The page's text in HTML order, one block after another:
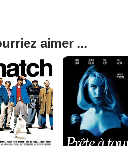
aimer ...